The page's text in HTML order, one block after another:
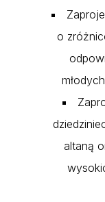
o
altaną